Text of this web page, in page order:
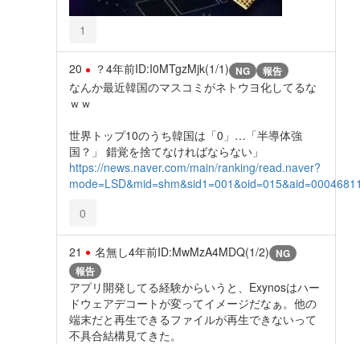
1
20 ？4年前ID:I0MTgzMjk(1/1) NG 報告
なんか最近韓国のマスコミがネトウヨ化してるな
ｗｗ
世界トップ10のうち韓国は「0」…「半導体強
国？」 錯覚を捨てなければならない」
https://news.naver.com/main/ranking/read.naver?
0
21 名無し4年前ID:MwMzA4MDQ(1/2) NG
報告
アプリ開発してる経験からいうと、Exynosはハー
ドウェアデコートが変ってイメージだなぁ。他の
端末だと再生できるファイルが再生できないって
不具合結構見てきた。